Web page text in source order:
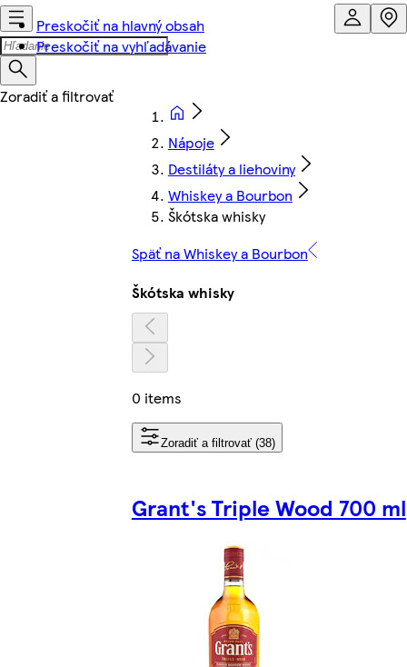
Preskočiť na hlavný obsah
Preskočiť na vyhľadávanie
Nápoje
Destiláty a liehoviny
Whiskey a Bourbon
Škótska whisky
Späť na Whiskey a Bourbon
Škótska whisky
0 items
Zoradiť a filtrovať (38)
Grant's Triple Wood 700 ml